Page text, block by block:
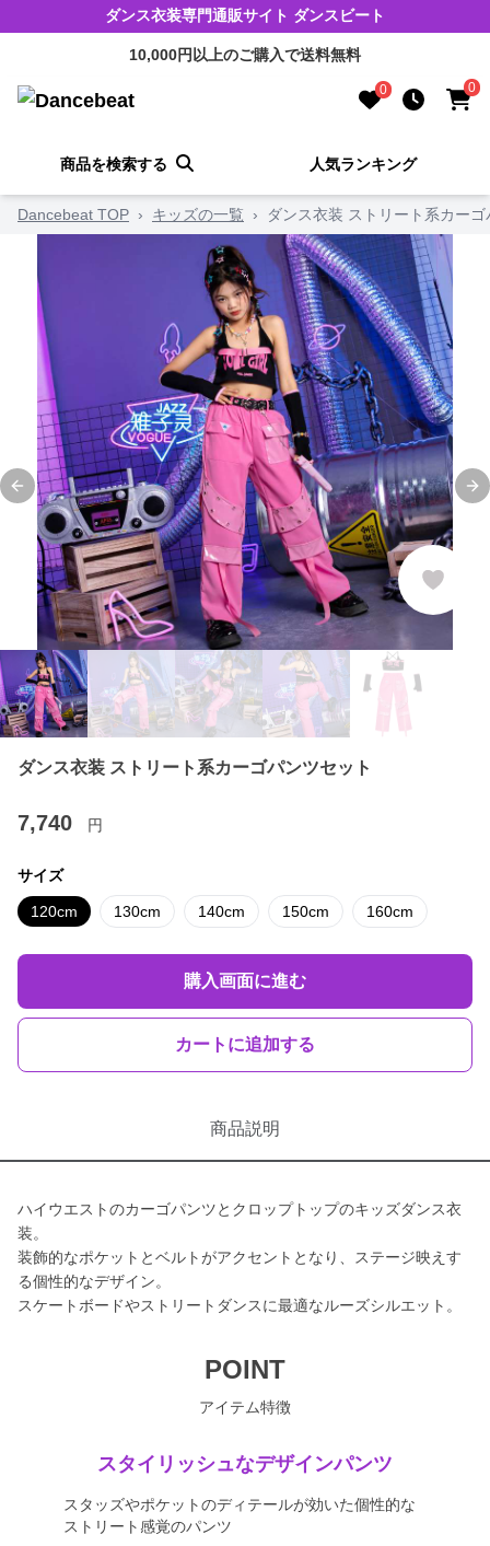
ダンス衣装専門通販サイト ダンスビート
10,000円以上のご購入で送料無料
0 0
商品を検索する 人気ランキング
Dancebeat TOP › キッズの一覧 › ダンス衣装 ストリート系カー
Previous slide
ダンス衣装 ストリート系カーゴパンツセット
7,740 円
サイズ
120cm 130cm 140cm 150cm 160cm
購入画面に進む
カートに追加する
商品説明
ハイウエストのカーゴパンツとクロップトップのキッズダンス衣
装。
装飾的なポケットとベルトがアクセントとなり、ステージ映えす
る個性的なデザイン。
スケートボードやストリートダンスに最適なルーズシルエット。
POINT
アイテム特徴
スタイリッシュなデザインパンツ
スタッズやポケットのディテールが効いた個性的な
ストリート感覚のパンツ